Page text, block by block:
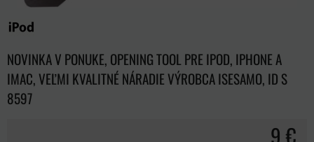
NOVINKA V PONUKE, OPENING TOOL PRE IPOD, IPHONE A
IMAC, VEĽMI KVALITNÉ NÁRADIE VÝROBCA ISESAMO, ID S
8597
9 €